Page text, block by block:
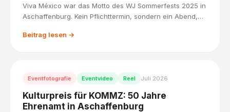
Viva México war das Motto des WJ Sommerfests 2025 in
Aschaffenburg. Kein Pflichttermin, sondern ein Abend,
war als Eventfotograf dabei.
Beitrag lesen →
Eventfotografie Eventvideo Reel Juli 2026
Kulturpreis für KOMMZ: 50 Jahre
Ehrenamt in Aschaffenburg